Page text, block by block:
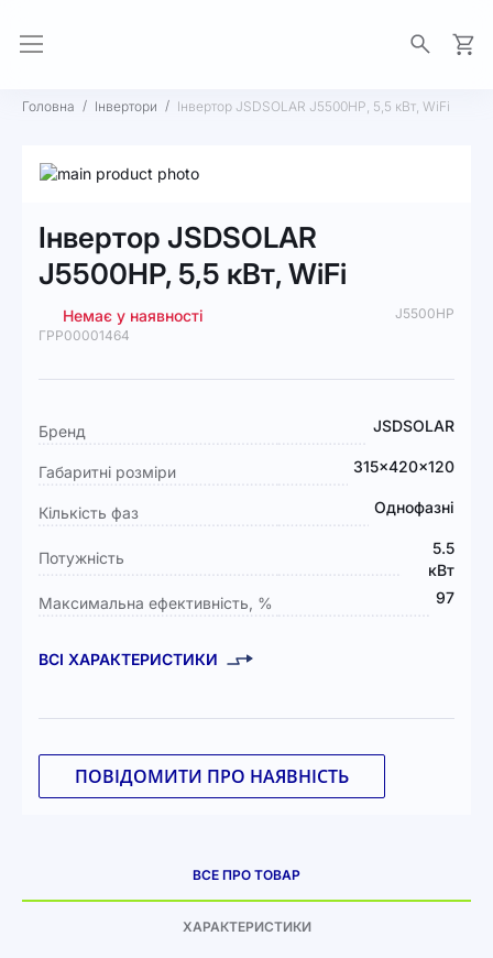
Головна Інвертори Інвертор JSDSOLAR J5500HP, 5,5 кВт, WiFi
Перейти
галереї
зображень
початку
галереї
зображень
Інвертор JSDSOLAR
J5500HP, 5,5 кВт, WiFi
Немає у наявності
J5500HP
ГРР00001464
Докладніше
Бренд JSDSOLAR
Габаритні розміри 315x420x120
Кількість фаз Однофазні
Потужність
5.5
кВт
Максимальна ефективність, %
97
ВСІ ХАРАКТЕРИСТИКИ
ПОВІДОМИТИ ПРО НАЯВНІСТЬ
ВСЕ ПРО ТОВАР
ХАРАКТЕРИСТИКИ